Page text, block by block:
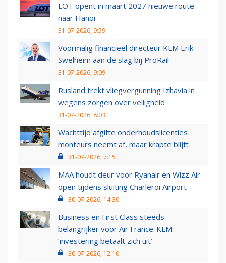
LOT opent in maart 2027 nieuwe route
naar Hanoi
31-07-2026, 9:59
Voormalig financieel directeur KLM Erik
Swelheim aan de slag bij ProRail
31-07-2026, 9:09
Rusland trekt vliegvergunning Izhavia in
wegens zorgen over veiligheid
31-07-2026, 8:03
Wachttijd afgifte onderhoudslicenties
monteurs neemt af, maar krapte blijft
31-07-2026, 7:15
MAA houdt deur voor Ryanair en Wizz Air
open tijdens sluiting Charleroi Airport
30-07-2026, 14:30
Business en First Class steeds
belangrijker voor Air France-KLM:
‘investering betaalt zich uit’
30-07-2026, 12:10